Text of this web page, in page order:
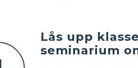
Lås upp
seminarium